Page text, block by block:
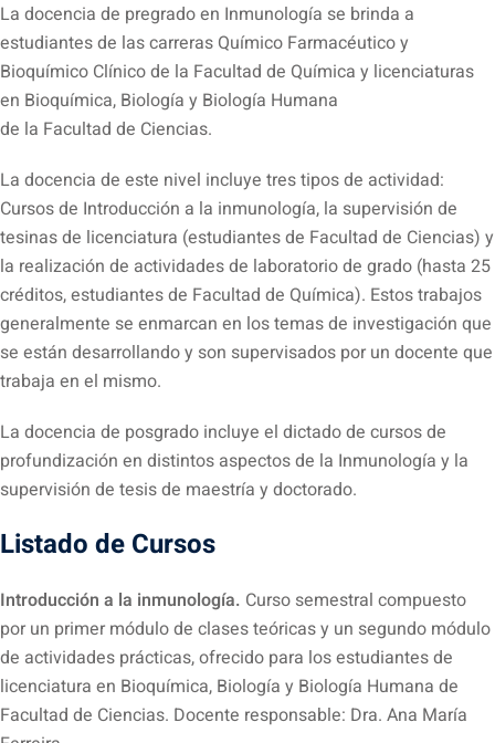
La docencia de pregrado en Inmunología se brinda a
estudiantes de las carreras Químico Farmacéutico y
Bioquímico Clínico de la Facultad de Química y licenciaturas
en Bioquímica, Biología y Biología Humana
de la Facultad de Ciencias.
La docencia de este nivel incluye tres tipos de actividad:
Cursos de Introducción a la inmunología, la supervisión de
tesinas de licenciatura (estudiantes de Facultad de Ciencias) y
la realización de actividades de laboratorio de grado (hasta 25
créditos, estudiantes de Facultad de Química). Estos trabajos
generalmente se enmarcan en los temas de investigación que
se están desarrollando y son supervisados por un docente que
trabaja en el mismo.
La docencia de posgrado incluye el dictado de cursos de
profundización en distintos aspectos de la Inmunología y la
supervisión de tesis de maestría y doctorado.
Listado de Cursos
Introducción a la inmunología. Curso semestral compuesto
por un primer módulo de clases teóricas y un segundo módulo
de actividades prácticas, ofrecido para los estudiantes de
licenciatura en Bioquímica, Biología y Biología Humana de
Facultad de Ciencias. Docente responsable: Dra. Ana María